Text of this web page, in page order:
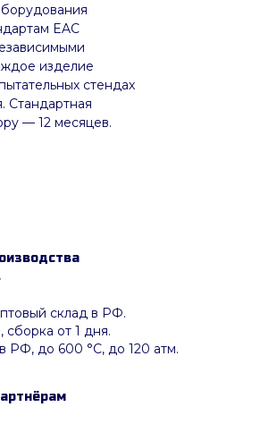
EAC
изделие
стендах
Стандартная
— 12 месяцев.
склад в РФ.
от 1 дня.
в РФ, до 600 °C, до 120 атм.